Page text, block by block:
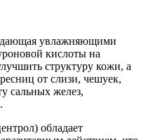
увлажняющими
кислоты на
структуру кожи, а
от слизи, чешуек,
сальных желез,
обладает